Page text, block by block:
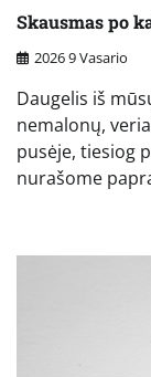
Skausmas po
2026 9 Vasario
Daugelis iš
nemalonų,
pusėje, tiesiog
nurašome